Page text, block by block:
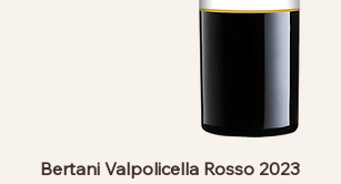
Bertani Valpolicella Rosso 2023